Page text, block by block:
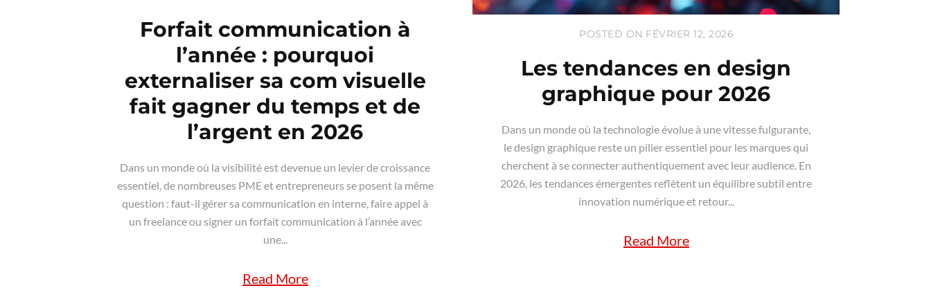
Forfait communication à
l’année : pourquoi
externaliser sa com visuelle
fait gagner du temps et de
l’argent en 2026
Dans un monde où la visibilité est devenue un levier de croissance
essentiel, de nombreuses PME et entrepreneurs se posent la même
question : faut-il gérer sa communication en interne, faire appel à
un freelance ou signer un forfait communication à l’année avec
une...
Read More
POSTED ON FÉVRIER 12, 2026
Les tendances en design
graphique pour 2026
Dans un monde où la technologie évolue à une vitesse fulgurante,
le design graphique reste un pilier essentiel pour les marques qui
cherchent à se connecter authentiquement avec leur audience. En
2026, les tendances émergentes reflètent un équilibre subtil entre
innovation numérique et retour...
Read More